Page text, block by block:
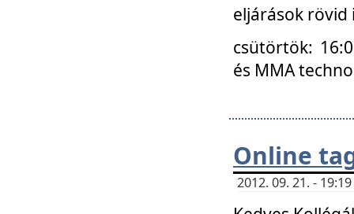
eljárások
csütörtök:
és MMA
Online
2012. 09. 21. -